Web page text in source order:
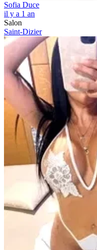
Sofia Duce
il y a 1 an
Salon
Saint-Dizier